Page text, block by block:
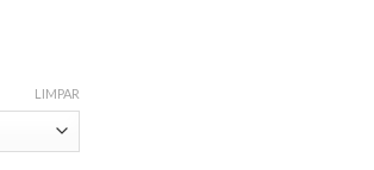
LIMPAR